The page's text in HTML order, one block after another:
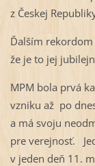
z Českej
Ďalším
že je to jej
MPM bola prvá
vzniku až po
a má svoju
pre verejnosť.
v jeden deň 11.